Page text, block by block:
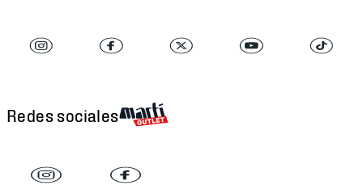
Redes sociales